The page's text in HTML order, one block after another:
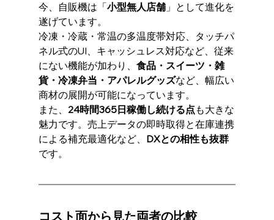
今、自販機は「小型無人店舗」として進化を
遂げています。
冷凍・冷蔵・常温の多温度帯対応、タッチパ
ネル式のUI、キャッシュレス対応など、従来
にない機能が加わり、 食品・スイーツ・雑
貨・冷凍弁当・アパレルグッズなど、幅広い
商材の展開が可能になっています。
また、 24時間365日稼働し続ける点 も大きな
魅力です。売上データの即時取得と在庫連携
による補充最適化など、 DXとの相性も抜群
です。
コスト面から見た両者の比較